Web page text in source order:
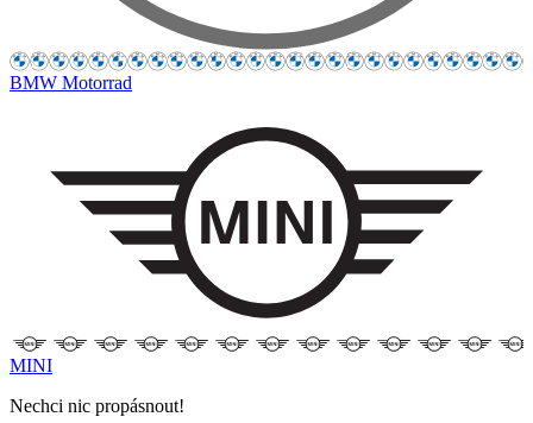
BMW Motorrad
MINI
Nechci nic propásnout!